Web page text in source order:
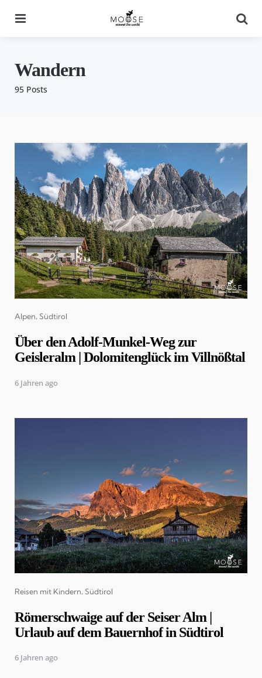
95 Posts
Wandern
Categories
Alpen Südtirol
Über den Adolf-Munkel-Weg zur
Geisleralm | Dolomitenglück im Villnößtal
6 Jahren ago
Categories
Reisen mit Kindern Südtirol
Römerschwaige auf der Seiser Alm |
Urlaub auf dem Bauernhof in Südtirol
6 Jahren ago